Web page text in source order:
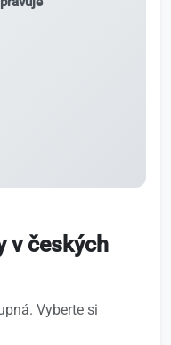
v českých
Vyberte si